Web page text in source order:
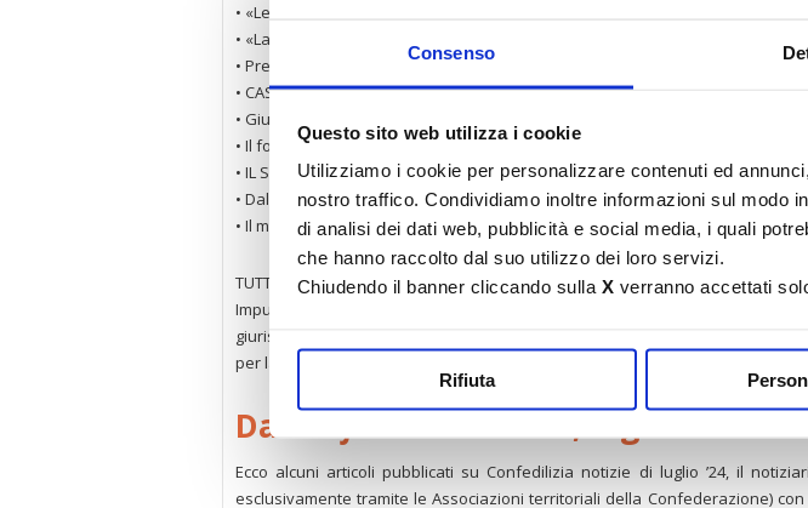
Consenso
Questo sito web utilizza i cookie
Utilizziamo i cookie per personalizzare contenuti ed
nostro traffico. Condividiamo inoltre informazioni sul modo
di analisi dei dati web, pubblicità e social media, i quali
che hanno raccolto dal suo utilizzo dei loro servizi.
Chiudendo il banner cliccando sulla X verranno accettati
Rifiuta
• «Le occupazioni fanno crollare il valore delle case»
• «La direttiva UE sulle case va cancellata»
• Presentazione di libri alla Confedilizia
• CASA E FISCO
• Giurisprudenza sugli immobili
• Il focus di Confedilizia sul decreto “Salva Casa”
• IL SISTEMA CONFEDILIZIA
• Dalle Associazioni territoriali
• Il mercato delle abitazioni nel primo trimestre 2024
TUTTOCONDOMINIO
Imputazione delle spese condominiali pendenti, nuova pronuncia della
giurisprudenza – Cavedio e condominio – Autorizzazione
per la tutela legale – Condomino allontanatosi dall’assemblea – Casi clinici di
Da Confedilizia notizie, luglio 2024
Ecco alcuni articoli pubblicati su Confedilizia notizie di luglio ’24, il
esclusivamente tramite le Associazioni territoriali della Confederazione)